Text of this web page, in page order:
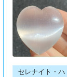
セレナイト・ハ